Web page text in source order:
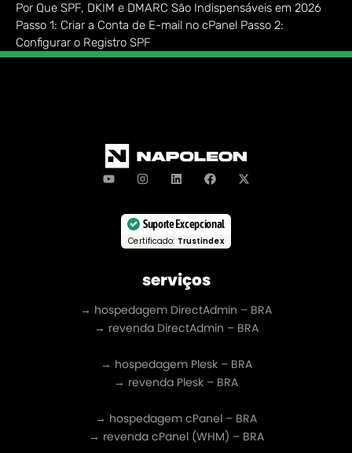
Por Que SPF, DKIM e DMARC São Indispensáveis em 2026
Passo 1: Criar a Conta de E-mail no cPanel Passo 2:
Configurar o Registro SPF
Suporte Excepcional
Certificado: Trustindex
serviços
→ hospedagem DirectAdmin – BRA
→ revenda DirectAdmin – BRA
→ hospedagem Plesk – BRA
→ revenda Plesk – BRA
→ hospedagem cPanel – BRA
→ revenda cPanel (WHM) – BRA